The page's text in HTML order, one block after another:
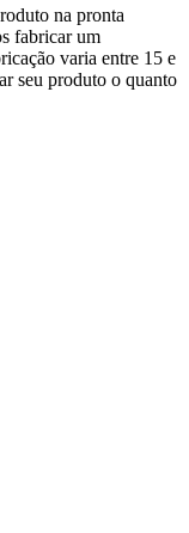
na pronta
fabricar um
varia entre 15 e
seu produto o quanto